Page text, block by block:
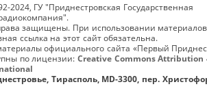
2024, ГУ "Приднестровская Государственная
защищены. При использовании
ссылка на этот сайт обязательна.
официального сайта «Первый
по лицензии: Creative Commons Attribution
Тирасполь, MD-3300, пер.